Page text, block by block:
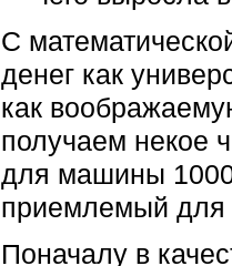
С
денег как
как
получаем некое
для машины
приемлемый для
Поначалу в